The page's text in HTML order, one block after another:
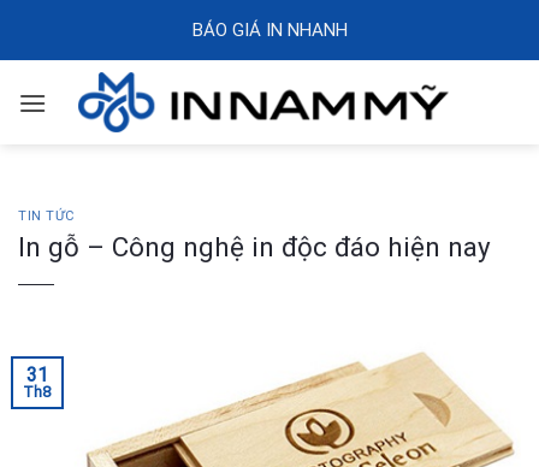
BÁO GIÁ IN NHANH
TIN TỨC
In gỗ – Công nghệ in độc đáo hiện nay
31
Th8